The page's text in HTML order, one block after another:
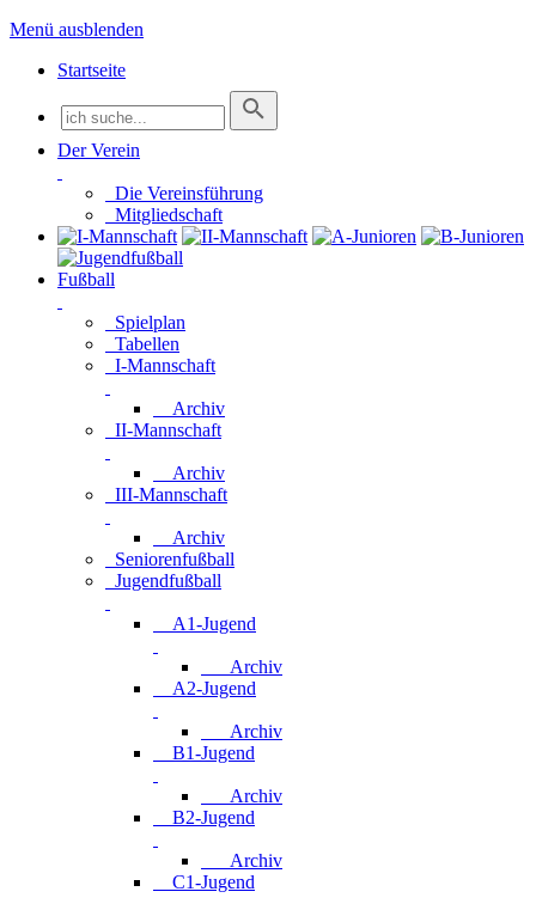
Menü ausblenden
Startseite
Der Verein
Die Vereinsführung
Mitgliedschaft
Fußball
Spielplan
Tabellen
I-Mannschaft
Archiv
II-Mannschaft
Archiv
III-Mannschaft
Archiv
Seniorenfußball
Jugendfußball
A1-Jugend
Archiv
A2-Jugend
Archiv
B1-Jugend
Archiv
B2-Jugend
Archiv
C1-Jugend